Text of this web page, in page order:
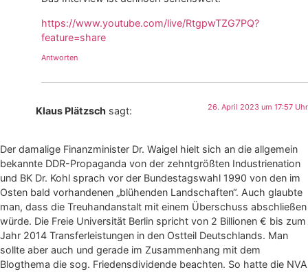
https://www.youtube.com/live/RtgpwTZG7PQ?
feature=share
Antworten
Klaus Plätzsch sagt: 26. April 2023 um 17:57 Uhr
Der damalige Finanzminister Dr. Waigel hielt sich an die allgemein
bekannte DDR-Propaganda von der zehntgrößten Industrienation
und BK Dr. Kohl sprach vor der Bundestagswahl 1990 von den im
Osten bald vorhandenen „blühenden Landschaften“. Auch glaubte
man, dass die Treuhandanstalt mit einem Überschuss abschließen
würde. Die Freie Universität Berlin spricht von 2 Billionen € bis zum
Jahr 2014 Transferleistungen in den Ostteil Deutschlands. Man
sollte aber auch und gerade im Zusammenhang mit dem
Blogthema die sog. Friedensdividende beachten. So hatte die NVA